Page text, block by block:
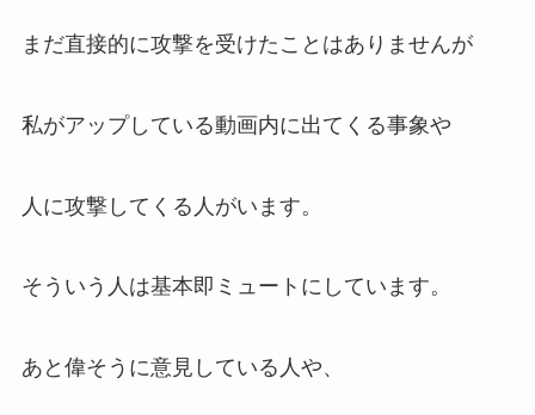
まだ直接的に攻撃を受けたことはありませんが
私がアップしている動画内に出てくる事象や
人に攻撃してくる人がいます。
そういう人は基本即ミュートにしています。
あと偉そうに意見している人や、